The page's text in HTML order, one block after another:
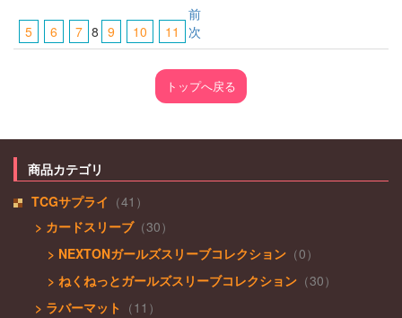
前
5
6 7 8 9 10 11 次
トップへ戻る
商品カテゴリ
TCGサプライ （41）
> カードスリーブ（30）
> NEXTONガールズスリーブコレクション （0）
> ねくねっとガールズスリーブコレクション （30）
> ラバーマット （11）